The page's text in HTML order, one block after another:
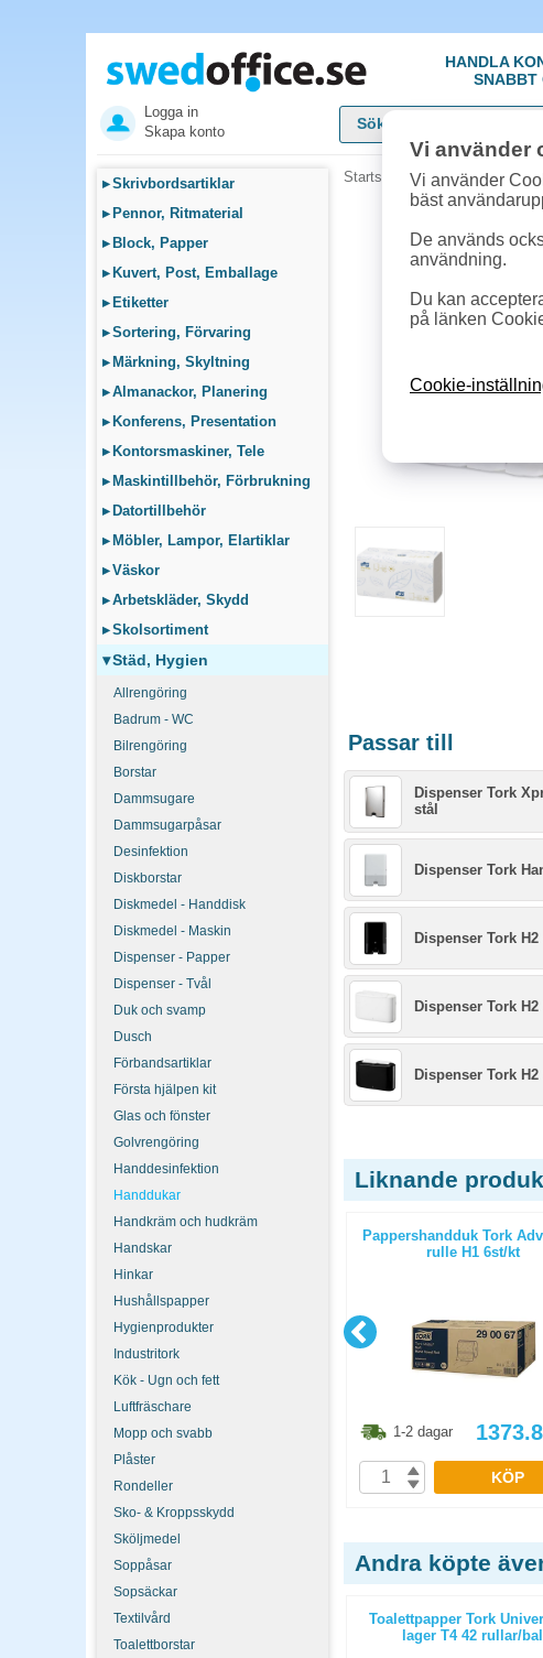
HANDLA
SNABBT
Logga in
Skapa konto
▸Skrivbordsartiklar
▸ Pennor, Ritmaterial
▸ Block, Papper
▸ Kuvert, Post, Emballage
▸ Etiketter
▸Sortering, Förvaring
▸ Märkning, Skyltning
▸Almanackor, Planering
▸ Konferens, Presentation
▸ Kontorsmaskiner, Tele
▸ Maskintillbehör, Förbrukning
▸ Datortillbehör
▸ Möbler, Lampor, Elartiklar
▸Väskor
▸Arbetskläder, Skydd
▸Skolsortiment
▾Städ, Hygien
Allrengöring
Badrum - WC
Bilrengöring
Borstar
Dammsugare
Dammsugarpåsar
Desinfektion
Diskborstar
Diskmedel - Handdisk
Diskmedel - Maskin
Dispenser - Papper
Dispenser - Tvål
Duk och svamp
Dusch
Förbandsartiklar
Första hjälpen kit
Glas och fönster
Golvrengöring
Handdesinfektion
Handdukar
Handkräm och hudkräm
Handskar
Hinkar
Hushållspapper
Hygienprodukter
Industritork
Kök - Ugn och fett
Luftfräschare
Mopp och svabb
Plåster
Rondeller
Sko- & Kroppsskydd
Sköljmedel
Soppåsar
Sopsäckar
Textilvård
Toalettborstar
Startsida »Städ, Hygien»
Passar till
Dispenser Tork
stål
Dispenser Tork
Dispenser Tork H2
Dispenser Tork
Dispenser Tork
Liknande
vikt H3 2400st/fp
1-2 dagar
Pappershandduk Tork
rulle H1 6st/kt
1-2 dagar
KÖP
Andra köpte
Toalettpapper Tork Universal 1
lager T4 48 rullar/bal
Toalettpapper Tork
lager T4 42 rullar/bal
Vi använder
Vi använder
bäst
De används
användning.
Du kan
på länken
Cookie-